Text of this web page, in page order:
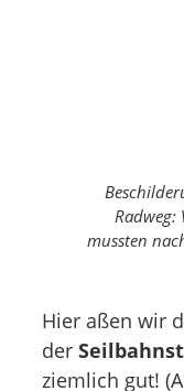
mussten
Hier aßen wir
der
ziemlich gut!